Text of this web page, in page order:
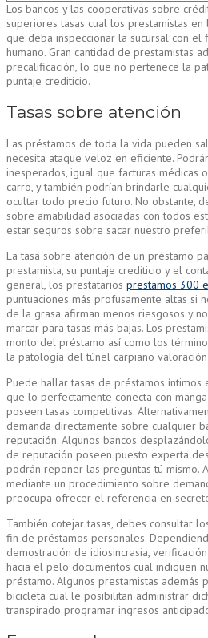
Los bancos y las cooperativas sobre
superiores tasas cual los prestamistas
que deba inspeccionar la sucursal con
humano. Gran cantidad de prestamistas
precalificación, lo que no pertenece la
puntaje crediticio.
Tasas sobre atención
Las préstamos de toda la vida pueden
necesita ataque veloz en eficiente.
inesperados, igual que facturas médicas
carro, y también podrían brindarle
ocultar todo precio futuro. No obstante,
sobre amabilidad asociadas con todos
estar seguros sobre sacar nuestro
La tasa sobre atención de un préstamo
prestamista, su puntaje crediticio y el
general, los prestatarios prestamos 300
puntuaciones más profusamente altas si
de la grasa afirman menos riesgosos y
marcar para tasas más bajas. Los
monto del préstamo así­ como los
la patologí­a del túnel carpiano
Puede hallar tasas de préstamos
que lo perfectamente conecta con
poseen tasas competitivas.
demanda directamente sobre cualquier
reputación. Algunos bancos
de reputación poseen puesto experta
podrán reponer las preguntas tú mismo.
mediante un procedimiento sobre
preocupa ofrecer el referencia en
También cotejar tasas, debes consultar
fin de préstamos personales.
demostración de idiosincrasia,
hacia el pelo documentos cual indiquen
préstamo. Algunos prestamistas además
bicicleta cual le posibilitan administrar
transpirado programar ingresos